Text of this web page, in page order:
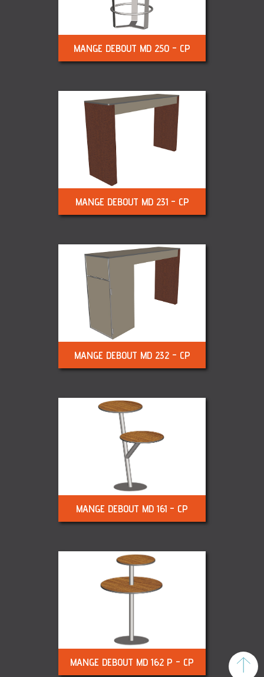
MANGE DEBOUT MD 250 - CP
MANGE DEBOUT MD 231 - CP
MANGE DEBOUT MD 232 - CP
MANGE DEBOUT MD 161 - CP
MANGE DEBOUT MD 162 P - CP